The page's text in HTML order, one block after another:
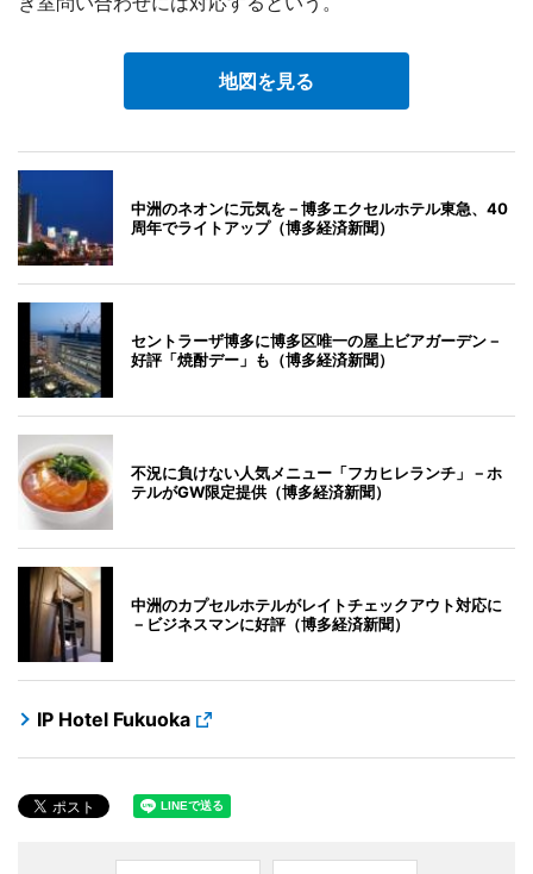
地図を見る
中洲のネオンに元気を－博多エクセルホテル東急、40
周年でライトアップ（博多経済新聞）
セントラーザ博多に博多区唯一の屋上ビアガーデン－
好評「焼酎デー」も（博多経済新聞）
不況に負けない人気メニュー「フカヒレランチ」－ホ
テルがGW限定提供（博多経済新聞）
中洲のカプセルホテルがレイトチェックアウト対応に
－ビジネスマンに好評（博多経済新聞）
IP Hotel Fukuoka